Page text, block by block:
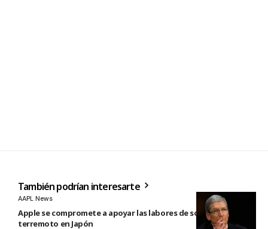
También podrían interesarte
AAPL News
Apple se compromete a apoyar las labores de socorro tras el
terremoto en Japón